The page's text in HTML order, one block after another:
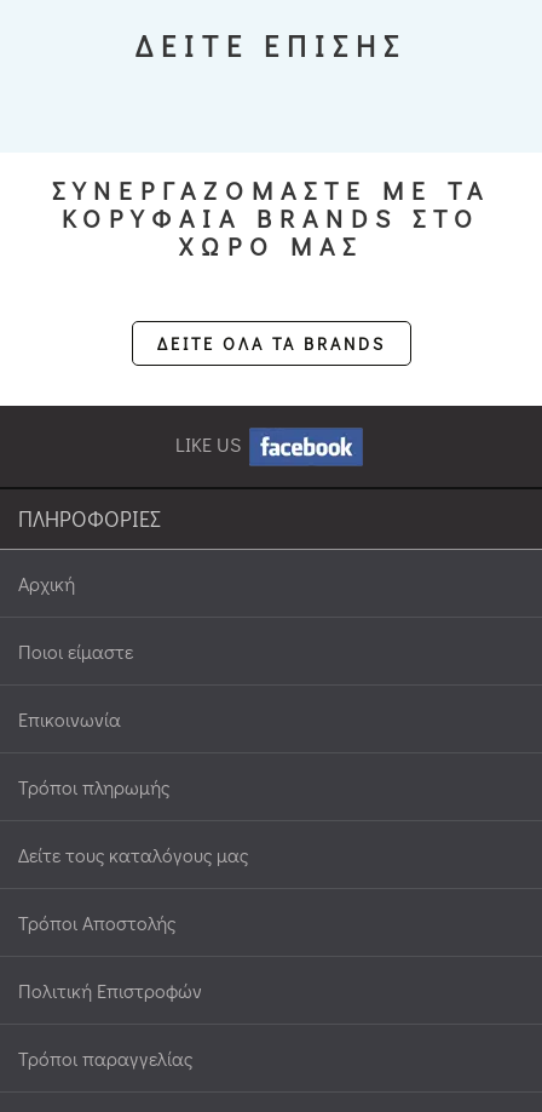
ΔΕΙΤΕ ΕΠΙΣΗΣ
ΣΥΝΕΡΓΑΖΟΜΑΣΤΕ ΜΕ ΤΑ
ΚΟΡΥΦΑΙΑ BRANDS ΣΤΟ
ΧΩΡΟ ΜΑΣ
ΔΕΙΤΕ ΟΛΑ ΤΑ BRANDS
LIKE US
ΠΛΗΡΟΦΟΡΙΕΣ
Αρχική
Ποιοι είμαστε
Επικοινωνία
Τρόποι πληρωμής
Δείτε τους καταλόγους μας
Τρόποι Αποστολής
Πολιτική Επιστροφών
Τρόποι παραγγελίας